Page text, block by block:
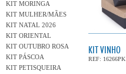
KIT MORINGA
KIT MULHER/MÃES
KIT NATAL 2026
KIT ORIENTAL
KIT OUTUBRO ROSA
KIT PÁSCOA
KIT PETISQUEIRA
KIT VINHO
REF: 16266PK